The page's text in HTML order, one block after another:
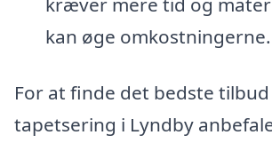
kan øge omkostningerne.
For at finde det bedste tilbud
tapetsering i Lyndby